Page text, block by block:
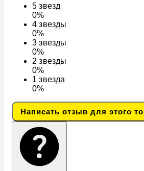
5звезд
0%
4звезды
0%
3звезды
0%
2звезды
0%
1звезда
0%
Написать отзыв для этого